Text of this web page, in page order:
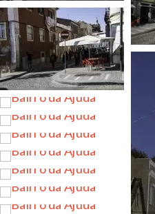
…
…
…
…